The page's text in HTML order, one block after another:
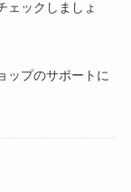
ェックしましょ
ップのサポートに